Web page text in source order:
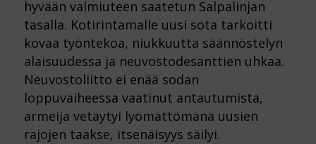
hyvään valmiuteen saatetun Salpalinjan
tasalla. Kotirintamalle uusi sota tarkoitti
kovaa työntekoa, niukkuutta säännöstelyn
alaisuudessa ja neuvostodesanttien uhkaa.
Neuvostoliitto ei enää sodan
loppuvaiheessa vaatinut antautumista,
armeija vetäytyi lyömättömänä uusien
rajojen taakse, itsenäisyys säilyi.